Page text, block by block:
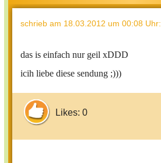
schrieb am 18.03.2012 um 00:08 Uhr:
das is einfach nur geil xDDD
icih liebe diese sendung ;)))
Likes: 0